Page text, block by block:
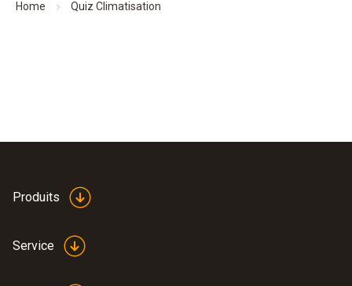
Home Quiz Climatisation
Produits
Service